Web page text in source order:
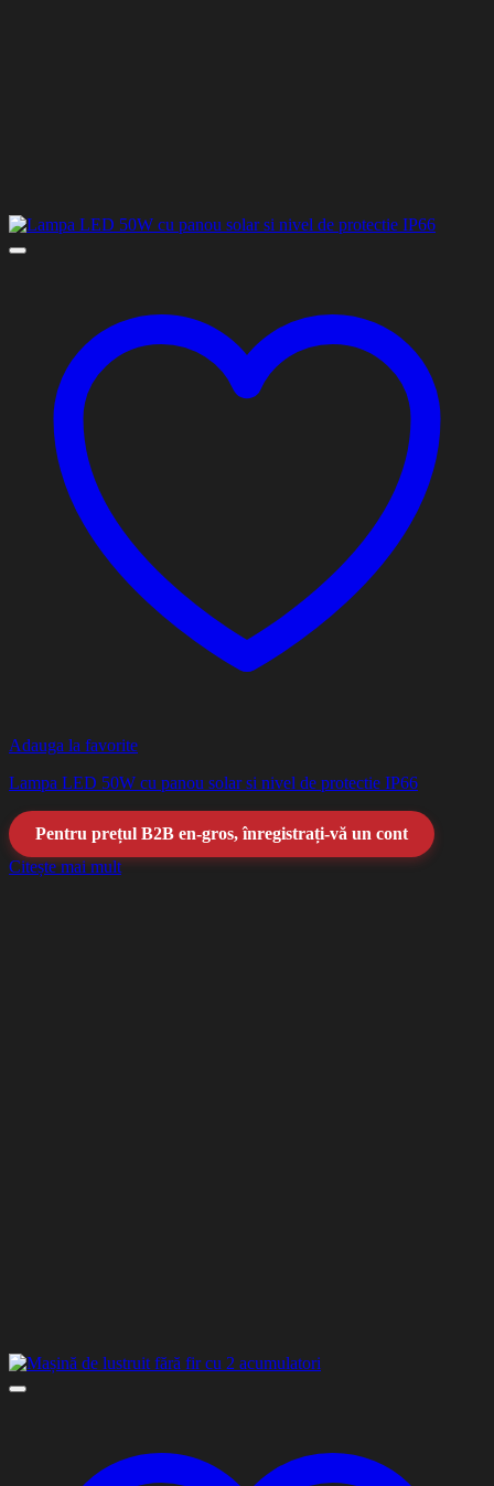
Adauga la favorite
Lampa LED 50W cu panou solar si nivel de protectie IP66
Pentru prețul B2B en-gros, înregistrați-vă un cont
Citește mai mult